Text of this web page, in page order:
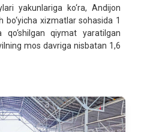
yakunlariga ko‘ra, Аndijon
bo‘yicha xizmatlar sohasida 1
qo‘shilgan qiymat yaratilgan
mos davriga nisbatan 1,6